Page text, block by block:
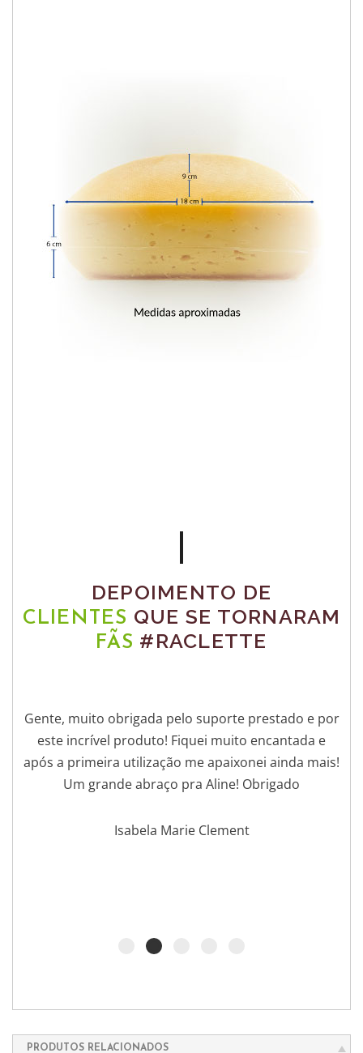
DEPOIMENTO DE
CLIENTES QUE SE TORNARAM
FÃS #RACLETTE
Gente, muito obrigada pelo suporte prestado e por
este incrível produto! Fiquei muito encantada e
após a primeira utilização me apaixonei ainda mais!
Um grande abraço pra Aline! Obrigado
Isabela Marie Clement
PRODUTOS RELACIONADOS